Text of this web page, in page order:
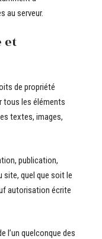
au serveur.
et
de propriété
tous les éléments
textes, images,
publication,
site, quel que soit le
autorisation écrite
l’un quelconque des